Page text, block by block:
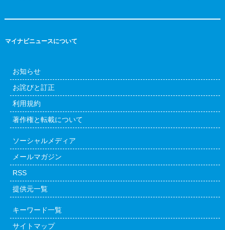
マイナビニュースについて
お知らせ
お詫びと訂正
利用規約
著作権と転載について
ソーシャルメディア
メールマガジン
RSS
提供元一覧
キーワード一覧
サイトマップ